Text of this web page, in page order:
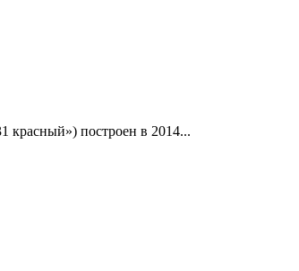
красный») построен в 2014...